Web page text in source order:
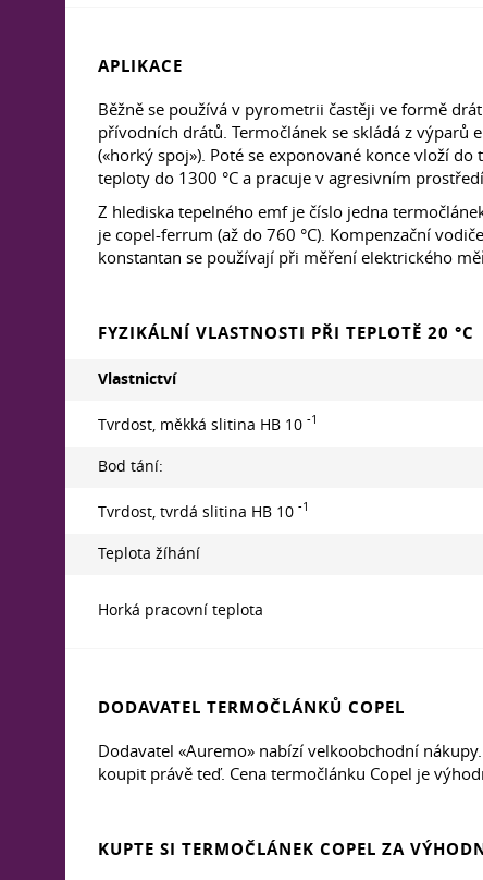
APLIKACE
Běžně se používá v pyrometrii častěji ve formě
přívodních drátů. Termočlánek se skládá z
(«horký spoj»). Poté se exponované konce vloží
teploty do 1300 °C a pracuje v agresivním
Z hlediska tepelného emf je číslo jedna
je copel-ferrum (až do 760 °C). Kompenzační
konstantan se používají při měření elektrického
FYZIKÁLNÍ VLASTNOSTI PŘI TEPLOTĚ 20 °C
Vlastnictví
Tvrdost, měkká slitina HB 10 -1
Bod tání:
Tvrdost, tvrdá slitina HB 10 -1
Teplota žíhání
Horká pracovní teplota
DODAVATEL TERMOČLÁNKŮ COPEL
Dodavatel «Auremo» nabízí velkoobchodní
koupit právě teď. Cena termočlánku Copel je
KUPTE SI TERMOČLÁNEK COPEL ZA